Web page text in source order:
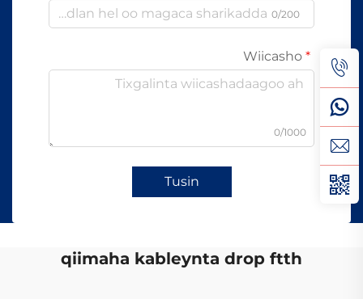
0/200
0/1000
Tusin
qiimaha kableynta drop ftth